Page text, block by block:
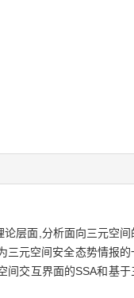
论层面,分析面向三元空间
三元空间安全态势情报的
间交互界面的SSA和基于